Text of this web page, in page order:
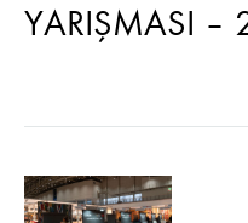
YARIŞMASI –